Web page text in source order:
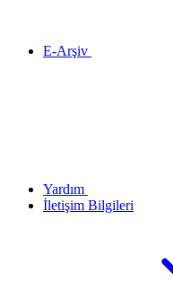
E-Arşiv
Yardım
İletişim Bilgileri